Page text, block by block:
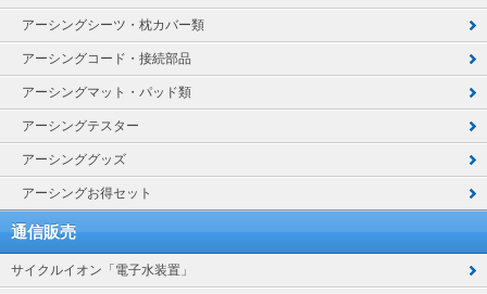
アーシングシーツ・枕カバー類
アーシングコード・接続部品
アーシングマット・パッド類
アーシングテスター
アーシンググッズ
アーシングお得セット
通信販売
サイクルイオン「電子水装置」